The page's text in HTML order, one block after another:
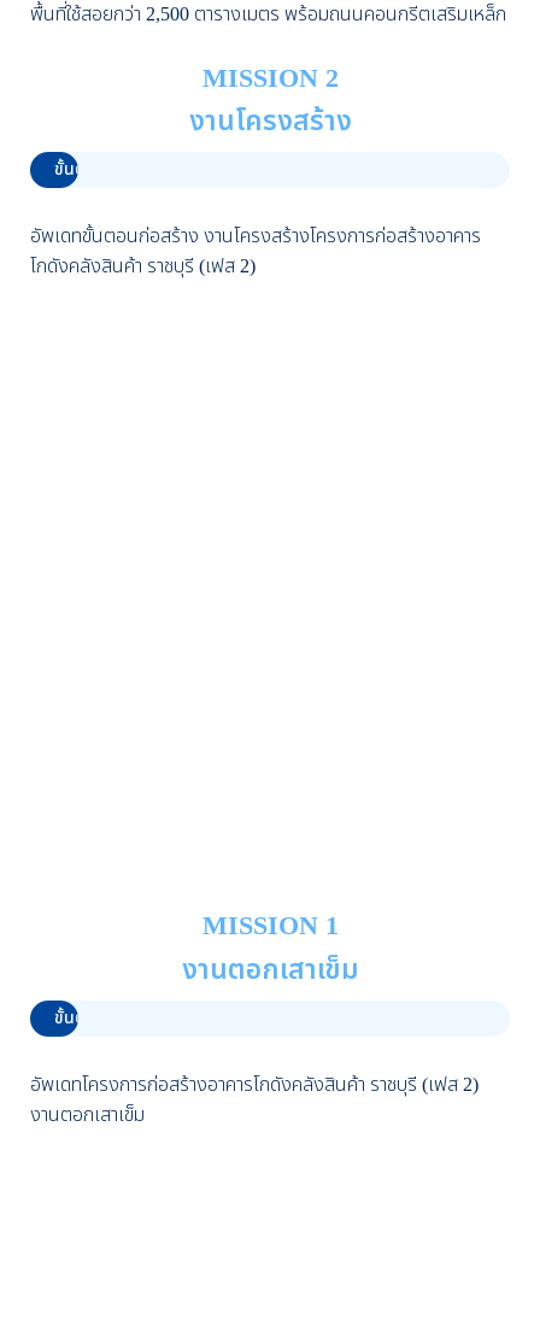
พื้นที่ใช้สอยกว่า 2,500 ตารางเมตร พร้อมถนนคอนกรีตเสริมเหล็ก
MISSION 2
งานโครงสร้าง
ขั้นตอนก่อสร้าง – งานโครงสร้าง
อัพเดทขั้นตอนก่อสร้าง งานโครงสร้างโครงการก่อสร้างอาคาร
โกดังคลังสินค้า ราชบุรี (เฟส 2)
MISSION 1
งานตอกเสาเข็ม
ขั้นตอนก่อสร้าง - งานตอกเสาเข็ม
อัพเดทโครงการก่อสร้างอาคารโกดังคลังสินค้า ราชบุรี (เฟส 2)
งานตอกเสาเข็ม